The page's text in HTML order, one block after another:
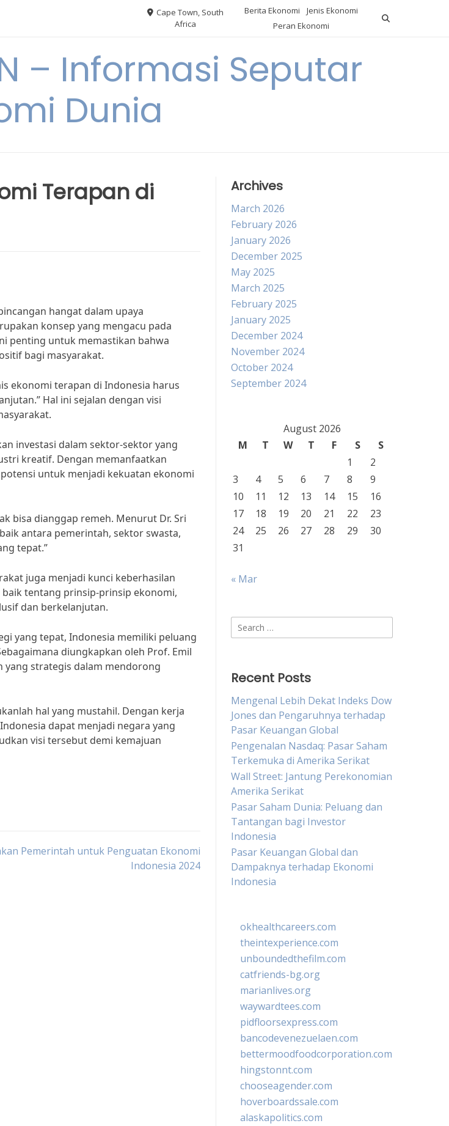
Cape Town, South
Africa
Berita Ekonomi
Jenis Ekonomi
Peran Ekonomi
– Informasi Seputar
Dunia
Terapan di
hangat dalam upaya
konsep yang mengacu pada
penting untuk memastikan bahwa
bagi masyarakat.
ekonomi terapan di Indonesia harus
Hal ini sejalan dengan visi
investasi dalam sektor-sektor yang
kreatif. Dengan memanfaatkan
untuk menjadi kekuatan ekonomi
bisa dianggap remeh. Menurut Dr. Sri
antara pemerintah, sektor swasta,
tepat.”
juga menjadi kunci keberhasilan
tentang prinsip-prinsip ekonomi,
dan berkelanjutan.
yang tepat, Indonesia memiliki peluang
diungkapkan oleh Prof. Emil
yang strategis dalam mendorong
hal yang mustahil. Dengan kerja
dapat menjadi negara yang
visi tersebut demi kemajuan
Pemerintah untuk Penguatan Ekonomi
Indonesia 2024
Archives
March 2026
February 2026
January 2026
December 2025
May 2025
March 2025
February 2025
January 2025
December 2024
November 2024
October 2024
September 2024
August 2026
M
T W T F S
S
1
2
3
4 5 6 7 8
9
10
11 12 13 14 15
16
17
18 19 20 21 22
23
24
25 26 27 28 29
30
31
« Mar
Search
for:
Recent Posts
Mengenal Lebih Dekat Indeks Dow
Jones dan Pengaruhnya terhadap
Pasar Keuangan Global
Pengenalan Nasdaq: Pasar Saham
Terkemuka di Amerika Serikat
Wall Street: Jantung Perekonomian
Amerika Serikat
Pasar Saham Dunia: Peluang dan
Tantangan bagi Investor
Indonesia
Pasar Keuangan Global dan
Dampaknya terhadap Ekonomi
Indonesia
okhealthcareers.com
theintexperience.com
unboundedthefilm.com
catfriends-bg.org
marianlives.org
waywardtees.com
pidfloorsexpress.com
bancodevenezuelaen.com
bettermoodfoodcorporation.com
hingstonnt.com
chooseagender.com
hoverboardssale.com
alaskapolitics.com